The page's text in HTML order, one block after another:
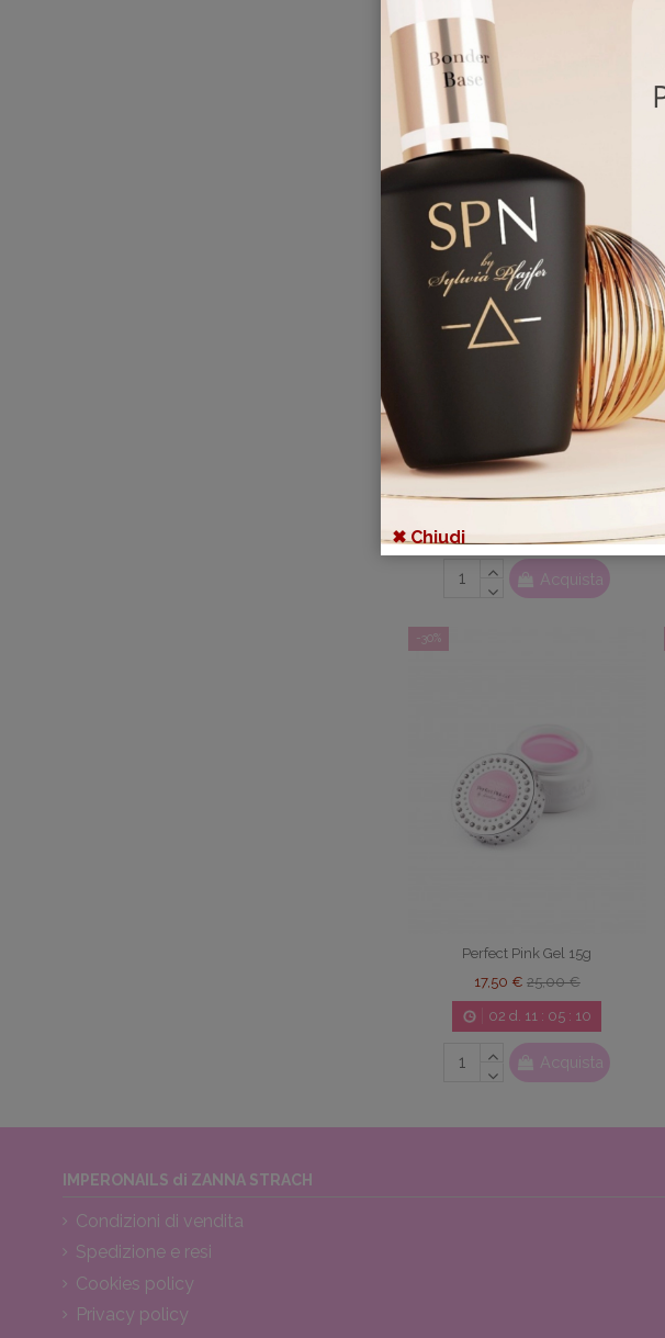
17,50 €
-30%
Perfect Milk Gel 15g
17,50 €25,00 €
Acquista
-30%
Perfect Pink Gel 15g
17,50 € 25,00 €
02 d. 11: 05: 09
Acquista
IMPERONAILS di ZANNA STRACH
Condizioni di vendita
Spedizione e resi
Cookies policy
Privacy policy
✖ Chiudi